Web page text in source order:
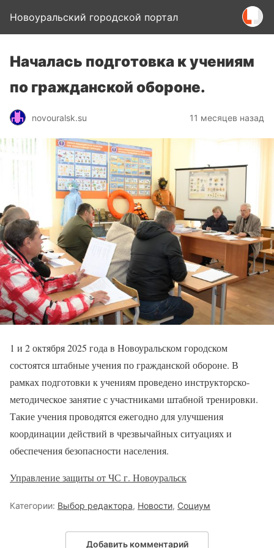
Новоуральский городской портал
Началась подготовка к учениям
по гражданской обороне.
novouralsk.su 11 месяцев назад
1 и 2 октября 2025 года в Новоуральском городском
состоятся штабные учения по гражданской обороне. В
рамках подготовки к учениям проведено инструкторско-
методическое занятие с участниками штабной тренировки.
Такие учения проводятся ежегодно для улучшения
координации действий в чрезвычайных ситуациях и
обеспечения безопасности населения.
Управление защиты от ЧС г. Новоуральск
Категории: Выбор редактора, Новости, Социум
Добавить комментарий